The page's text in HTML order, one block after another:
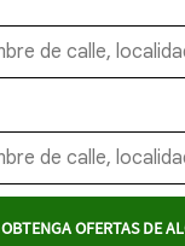
OBTENGA OFERTAS DE